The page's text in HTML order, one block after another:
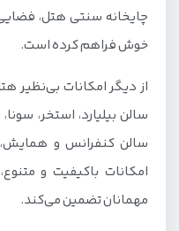
چایخانه سنتی هتل، فضایی
خوش فراهم کرده است.
از دیگر امکانات بی‌نظیر
سالن بیلیارد، استخر،
سالن کنفرانس و
امکانات باکیفیت و
مهمانان تضمین می‌کند.